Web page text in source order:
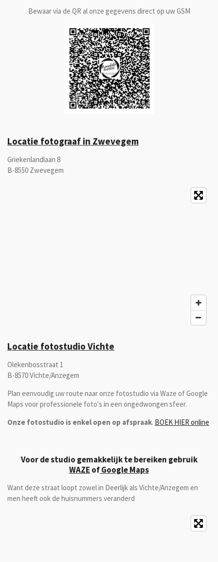
m
Bewaar via de QR al onze gegevens direct op uw GSM
Locatie fotograaf in Zwevegem
Griekenlandlaan 8
B-8550 Zwevegem
Locatie fotostudio Vichte
Olekenbosstraat 1
B-8570 Vichte/Anzegem
Plan eenvoudig uw route naar onze fotostudio via Waze of Google
Maps voor professionele foto's in een ongedwongen sfeer.
Onze fotostudio is enkel open op afspraak. BOEK HIER online
Voor de studio gemakkelijk te bereiken gebruik
WAZE ofGoogle Maps
Want deze straat loopt zowel in Deerlijk als Vichte/Anzegem en
men heeft ook de huisnummers veranderd